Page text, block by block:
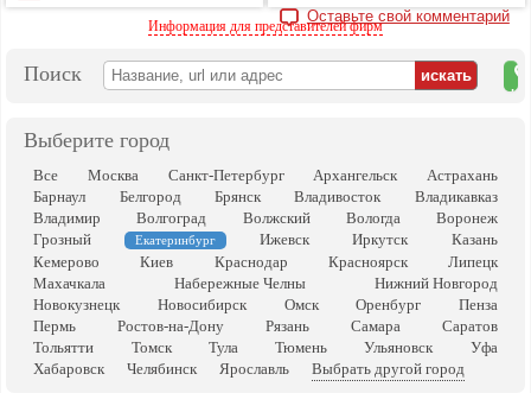
Оставьте свой комментарий
Информация для представителей фирм
Поиск
на
Выберите город
Все Москва Санкт-Петербург Архангельск
Астрахань
Барнаул
Белгород Брянск Владивосток
Владикавказ
Владимир
Волгоград Волжский Вологда
Воронеж
Грозный
Екатеринбург Ижевск Иркутск
Казань
Кемерово
Киев Краснодар Красноярск
Липецк
Махачкала
Набережные Челны
Нижний Новгород
Новокузнецк
Новосибирск Омск Оренбург
Пенза
Пермь
Ростов-на-Дону Рязань Самара
Саратов
Тольятти
Томск Тула Тюмень Ульяновск
Уфа
Хабаровск
Челябинск Ярославль Выбрать другой город